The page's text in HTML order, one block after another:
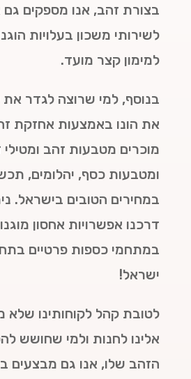
בצורת זהב, אנו מספקים
לשירותי משכון בעלויות
למימון קצר מועד.
בנוסף, למי שרוצה לגדר את
את הונו באמצעות אחזקת
מוכרים מטבעות זהב ומטילי
ומטבעות כסף, יהלומים,
במחירים הטובים בישראל.
דרכנו אפשרויות אחסון
במתחמי כספות פרטיים
ישראל!
לטובת קהל לקוחותינו שלא
אלינו לחנות ולמי שחושש
הזהב שלו, אנו גם מבצעים